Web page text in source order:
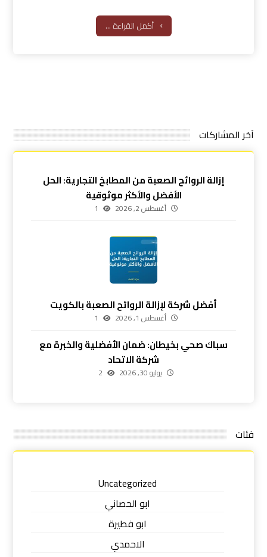
أكمل القراءة ...
آخر المشاركات
إزالة الروائح الصعبة من المطابخ التجارية: الحل
الأفضل والأكثر موثوقية
أغسطس 2, 2026 1
أفضل شركة لإزالة الروائح الصعبة بالكويت
أغسطس 1, 2026 1
سباك صحي بخيطان: ضمان الأفضلية والخبرة مع
شركة الاتحاد
يوليو 30, 2026 2
فئات
Uncategorized
ابو الحصاني
ابو فطيرة
الاحمدي